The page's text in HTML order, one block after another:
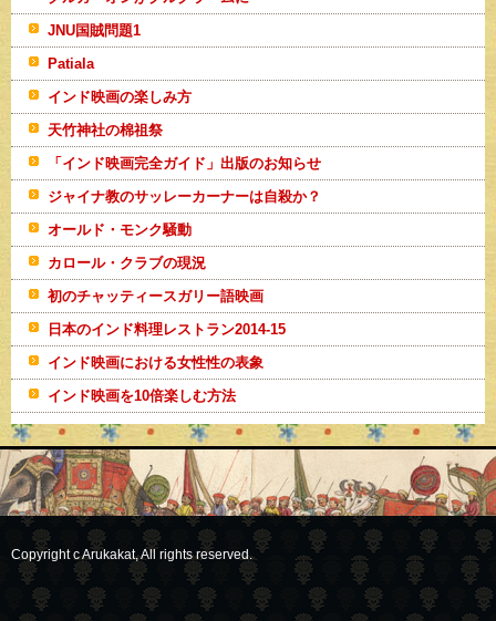
JNU国賊問題1
Patiala
インド映画の楽しみ方
天竹神社の棉祖祭
「インド映画完全ガイド」出版のお知らせ
ジャイナ教のサッレーカーナーは自殺か？
オールド・モンク騒動
カロール・クラブの現況
初のチャッティースガリー語映画
日本のインド料理レストラン2014-15
インド映画における女性性の表象
インド映画を10倍楽しむ方法
Copyright c Arukakat, All rights reserved.